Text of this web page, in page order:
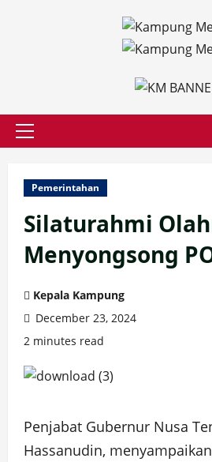
Primary
Pemerintahan
Silaturahmi
Menyongsong
Kepala Kampung
December 23, 2024
2 minutes read
Penjabat Gubernur Nusa
Hassanudin,